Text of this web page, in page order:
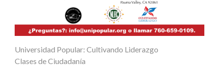
Universidad Popular: Cultivando Liderazgo
Clases de Ciudadanía